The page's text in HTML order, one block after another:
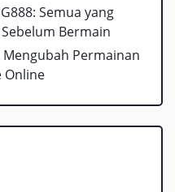
Semua yang
Bermain
Permainan
Online